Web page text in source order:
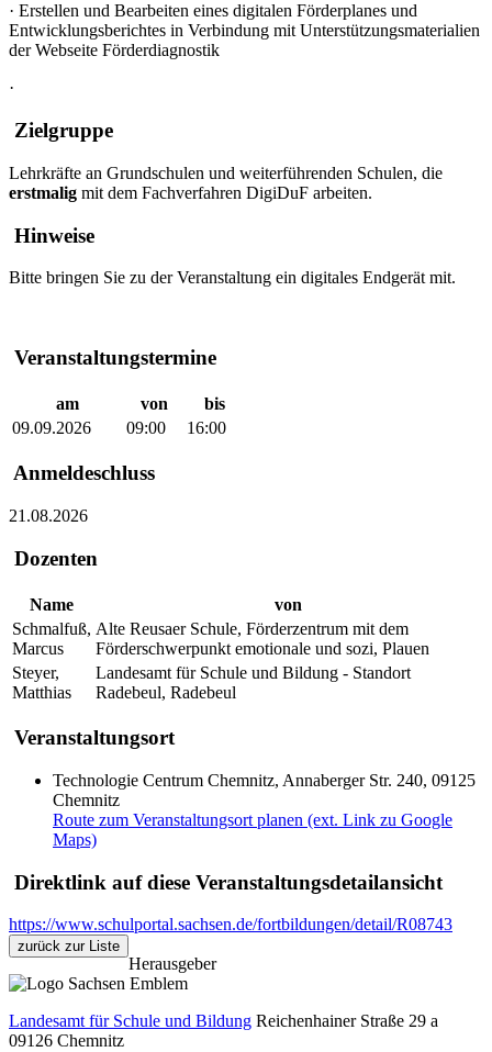
· Erstellen und Bearbeiten eines digitalen Förderplanes und
Entwicklungsberichtes in Verbindung mit Unterstützungsmaterialien
der Webseite Förderdiagnostik
·
Zielgruppe
Lehrkräfte an Grundschulen und weiterführenden Schulen, die
erstmalig mit dem Fachverfahren DigiDuF arbeiten.
Hinweise
Bitte bringen Sie zu der Veranstaltung ein digitales Endgerät mit.
Veranstaltungstermine
am von
bis
09.09.2026
09:00 16:00
Anmeldeschluss
21.08.2026
Dozenten
Name
von
Schmalfuß,
Marcus
Alte Reusaer Schule, Förderzentrum mit dem
Förderschwerpunkt emotionale und sozi, Plauen
Steyer,
Matthias
Landesamt für Schule und Bildung - Standort
Radebeul, Radebeul
Veranstaltungsort
Technologie Centrum Chemnitz, Annaberger Str. 240, 09125
Chemnitz
Route zum Veranstaltungsort planen (ext. Link zu Google
Maps)
Direktlink auf diese Veranstaltungsdetailansicht
https://www.schulportal.sachsen.de/fortbildungen/detail/R08743
zurück zur Liste
Herausgeber
Landesamt für Schule und Bildung Reichenhainer Straße 29 a
09126 Chemnitz